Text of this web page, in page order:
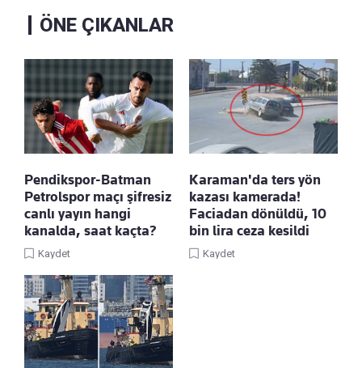
ÖNE ÇIKANLAR
Pendikspor-Batman
Petrolspor maçı şifresiz
canlı yayın hangi
kanalda, saat kaçta?
Kaydet
Karaman'da ters yön
kazası kamerada!
Faciadan dönüldü, 10
bin lira ceza kesildi
Kaydet